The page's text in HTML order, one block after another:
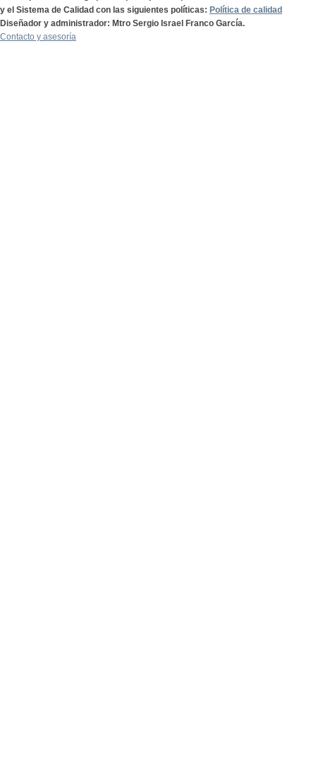
y el Sistema de Calidad con las siguientes políticas: Política de calidad
Diseñador y administrador: Mtro Sergio Israel Franco García.
Contacto y asesoría